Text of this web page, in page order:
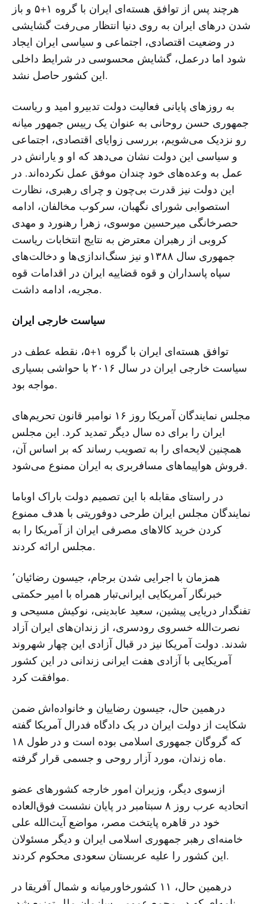
هرچند پس از توافق هسته‌ای ایران با گروه ۱+۵ و باز
شدن درهای ایران به روی دنیا انتظار می‌رفت گشایشی
در وضعیت اقتصادی، اجتماعی و سیاسی ایران ایجاد
شود اما درعمل، گشایش محسوسی در شرایط داخلی
این کشور حاصل نشد.
به روزهای پایانی فعالیت دولت تدبیرو امید و ریاست
جمهوری حسن روحانی به عنوان یک رییس جمهور میانه
رو نزدیک می‌شویم، بررسی زوایای اقتصادی، اجتماعی
و سیاسی این دولت نشان می‌دهد که او و یارانش در
عمل به وعده‌های خود چندان موفق عمل نکرده‌اند. در
این دولت نیز قدرت بی‌چون و چرای رهبری، نظارت
استصوابی شورای نگهبان، سرکوب مخالفان، ادامه
حصرخانگی میرحسین موسوی، زهرا رهنورد و مهدی
کروبی از رهبران معترض به نتایج انتخابات ریاست
جمهوری سال ۱۳۸۸و نیز سنگ‌اندازی‌ها و دخالت‌های
سپاه پاسداران و قوه قضاییه ایران در اقدامات قوه
مجریه، ادامه داشت.
سیاست خارجی ایران
توافق هسته‌ای ایران با گروه ۱+۵، نقطه عطف در
سیاست خارجی ایران در سال ۲۰۱۶ با حواشی بسیاری
مواجه بود.
مجلس نمایندگان آمریکا روز ۱۶ نوامبر قانون تحریم‌های
ایران را برای ده سال دیگر تمدید کرد. این مجلس
همچنین لایحه‌ای را به تصویب رساند که بر اساس آن،
فروش هواپیماهای مسافربری به ایران ممنوع می‌شود.
در راستای مقابله با این تصمیم دولت باراک اوباما
نمایندگان مجلس ایران طرحی دوفوریتی با هدف ممنوع
کردن خرید کالاهای مصرفی ایران از آمریکا را به
مجلس ارائه کردند.
همزمان با اجرایی شدن برجام، جیسون رضائیان٬
خبرنگار آمریکایی ایرانی‌تبار همراه با امیر حکمتی
تفنگدار دریایی پیشین، سعید عابدینی، نوکیش مسیحی و
نصرت‌الله خسروی رودسری، از زندان‌های ایران آزاد
شدند. دولت آمریکا نیز در قبال آزادی این چهار شهروند
آمریکایی با آزادی هفت ایرانی زندانی در این کشور
موافقت کرد.
درهمین حال، جیسون رضاییان و خانواده‌اش ضمن
شکایت از دولت ایران در یک دادگاه فدرال آمریکا گفته
که گروگان جمهوری اسلامی بوده است و در طول ۱۸
ماه زندان، مورد آزار روحی و جسمی قرار گرفته.
ازسوی دیگر، وزیران امور خارجه کشورهای عضو
اتحادیه عرب روز ۸ سبتامبر در پایان نشست فوق‌العاده
خود در قاهره پایتخت مصر، مواضع آیت‌الله علی
خامنه‌ای رهبر جمهوری اسلامی ایران و دیگر مسئولان
این کشور را علیه عربستان سعودی محکوم کردند.
درهمین حال، ۱۱ کشورخاورمیانه و شمال آفریقا در